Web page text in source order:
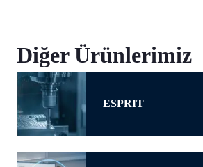
Diğer Ürünlerimiz
ESPRIT